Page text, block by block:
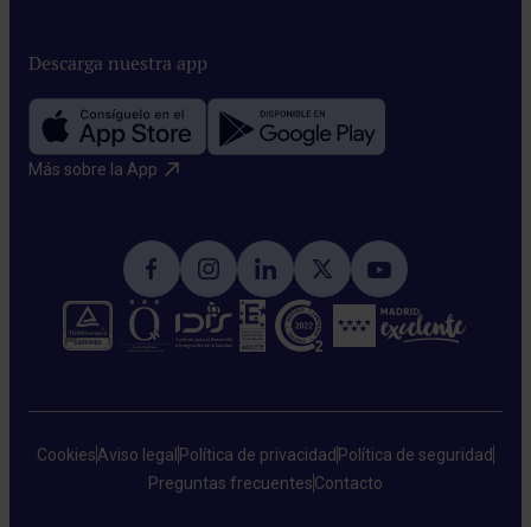
Descarga nuestra app
Más sobre la App​
CookiesAviso legal Política de privacidad Política de seguridad
Preguntas frecuentesContacto